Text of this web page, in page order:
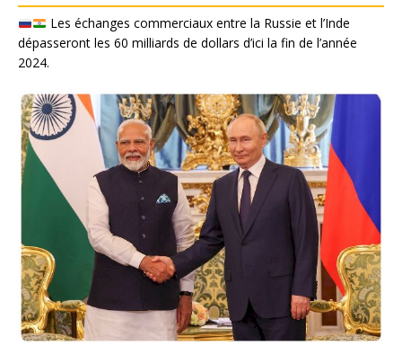
Les échanges commerciaux entre la Russie et l’Inde
dépasseront les 60 milliards de dollars d’ici la fin de l’année
2024.